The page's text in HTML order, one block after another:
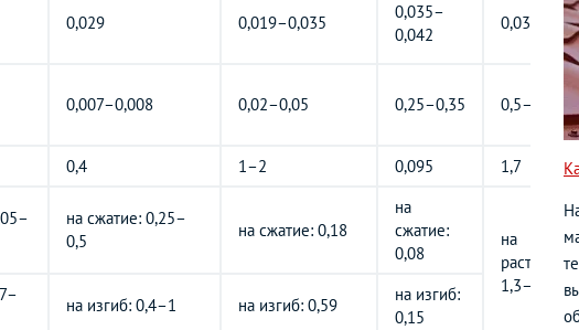
0,029 0,019–0,035
0,035–
0,042
0,007–0,008 0,02–0,05 0,25–0,35
0,5–0,54
0,4 1–2 0,095 1,7
на сжатие: 0,25–
0,5
на сжатие: 0,18
на
сжатие:
0,08
на
1,3–1,9
на изгиб: 0,4–1 на изгиб: 0,59
на изгиб:
0,15